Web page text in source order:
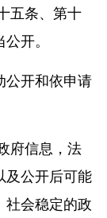
五条、第十
开。
公开和依申请
府信息，法
及公开后可能
社会稳定的政